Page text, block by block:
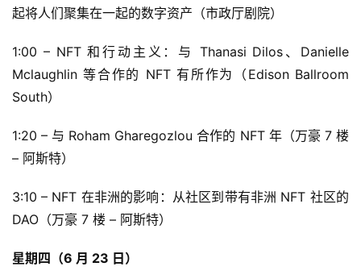
起将人们聚集在一起的数字资产（市政厅剧院）
1:00 – NFT 和行动主义：与 Thanasi Dilos、Danielle
Mclaughlin 等合作的 NFT 有所作为（Edison Ballroom
South）
1:20 – 与 Roham Gharegozlou 合作的 NFT 年（万豪 7 楼
– 阿斯特）
3:10 – NFT 在非洲的影响：从社区到带有非洲 NFT 社区的
DAO（万豪 7 楼 – 阿斯特）
星期四（6 月 23 日）